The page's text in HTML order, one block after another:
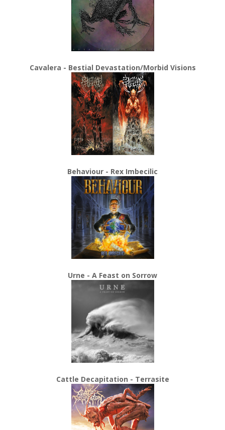
Cavalera - Bestial Devastation/Morbid Visions
Behaviour - Rex Imbecilic
Urne - A Feast on Sorrow
Cattle Decapitation - Terrasite